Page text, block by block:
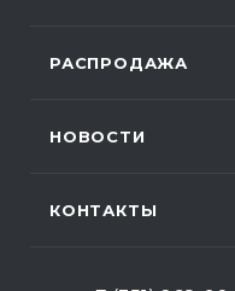
РАСПРОДАЖА
НОВОСТИ
КОНТАКТЫ